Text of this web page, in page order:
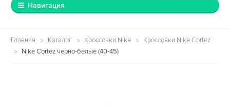
Навигация
Главная Каталог Кроссовки Nike
Кроссовки Nike Cortez
Nike Cortez черно-белые (40-45)